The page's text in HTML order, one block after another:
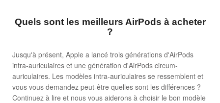
Quels sont les meilleurs AirPods à acheter
?
Jusqu'à présent, Apple a lancé trois générations d'AirPods
intra-auriculaires et une génération d'AirPods circum-
auriculaires. Les modèles intra-auriculaires se ressemblent et
vous vous demandez peut-être quelles sont les différences ?
Continuez à lire et nous vous aiderons à choisir le bon modèle